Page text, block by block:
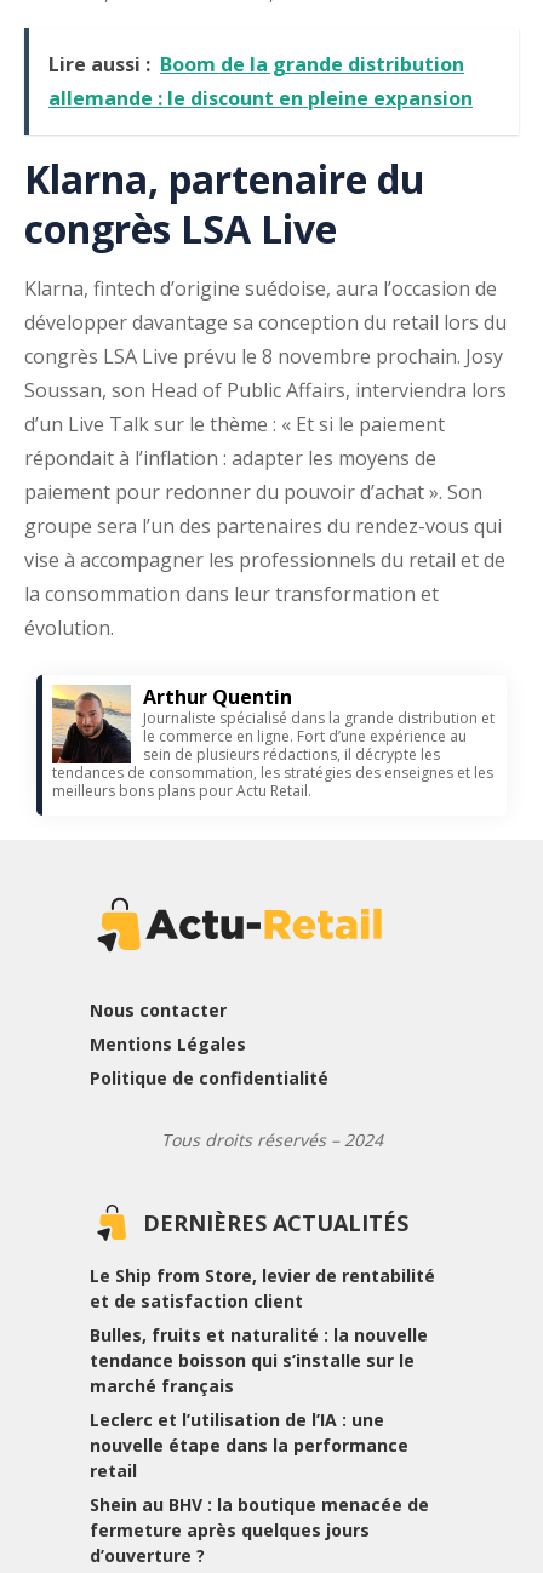
Lire aussi : Boom de la grande distribution
allemande : le discount en pleine expansion
Klarna, partenaire du
congrès LSA Live
Klarna, fintech d’origine suédoise, aura l’occasion de
développer davantage sa conception du retail lors du
congrès LSA Live prévu le 8 novembre prochain. Josy
Soussan, son Head of Public Affairs, interviendra lors
d’un Live Talk sur le thème : « Et si le paiement
répondait à l’inflation : adapter les moyens de
paiement pour redonner du pouvoir d’achat ». Son
groupe sera l’un des partenaires du rendez-vous qui
vise à accompagner les professionnels du retail et de
la consommation dans leur transformation et
évolution.
Arthur Quentin
Journaliste spécialisé dans la grande distribution et
le commerce en ligne. Fort d’une expérience au
sein de plusieurs rédactions, il décrypte les
tendances de consommation, les stratégies des enseignes et les
meilleurs bons plans pour Actu Retail.
Nous contacter
Mentions Légales
Politique de confidentialité
Tous droits réservés – 2024
DERNIÈRES ACTUALITÉS
Le Ship from Store, levier de rentabilité
et de satisfaction client
Bulles, fruits et naturalité : la nouvelle
tendance boisson qui s’installe sur le
marché français
Leclerc et l’utilisation de l’IA : une
nouvelle étape dans la performance
retail
Shein au BHV : la boutique menacée de
fermeture après quelques jours
d’ouverture ?